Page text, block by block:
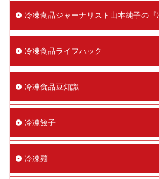
冷凍食品ジャーナリスト山本純子の『
冷凍食品ライフハック
冷凍食品豆知識
冷凍餃子
冷凍麺